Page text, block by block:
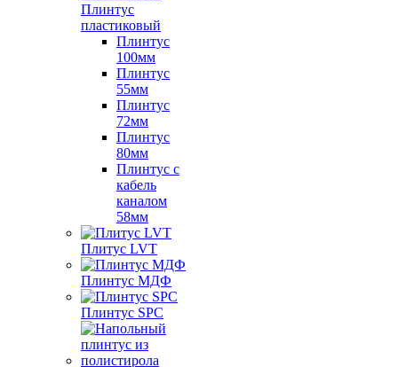
Плинтус
пластиковый
Плинтус
100мм
Плинтус
55мм
Плинтус
72мм
Плинтус
80мм
Плинтус с
кабель
каналом
58мм
Плитус LVT
Плинтус МДФ
Плинтус SPC